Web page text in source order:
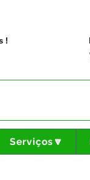
!
Serviços🔽